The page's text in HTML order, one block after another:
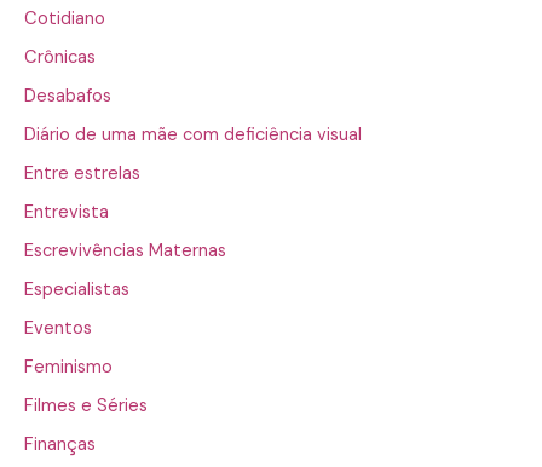
Cotidiano
Crônicas
Desabafos
Diário de uma mãe com deficiência visual
Entre estrelas
Entrevista
Escrevivências Maternas
Especialistas
Eventos
Feminismo
Filmes e Séries
Finanças